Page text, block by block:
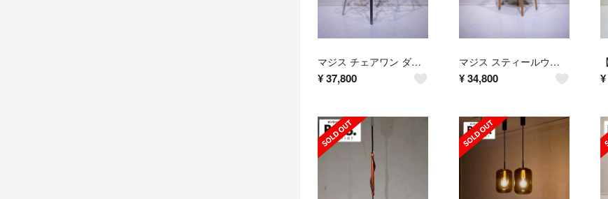
マジス チェアワン ダイニングチェア アームレス チェア 椅子 ホワイト
¥37,800
マジス スティールウッド チェア ダイニングチェア アームチェア 椅子
¥34,800 ¥